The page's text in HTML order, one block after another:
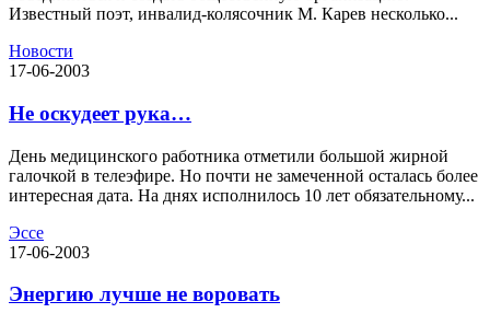
Известный поэт, инвалид-колясочник М. Карев несколько...
Новости
17-06-2003
Не оскудеет рука…
День медицинского работника отметили большой жирной
галочкой в телеэфире. Но почти не замеченной осталась более
интересная дата. На днях исполнилось 10 лет обязательному...
Эссе
17-06-2003
Энергию лучше не воровать